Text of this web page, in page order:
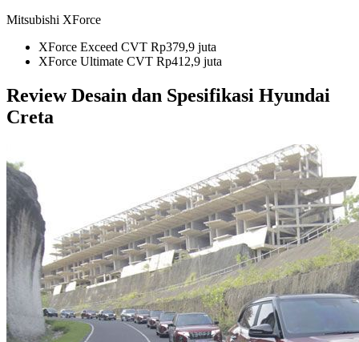
Mitsubishi XForce
XForce Exceed CVT Rp379,9 juta
XForce Ultimate CVT Rp412,9 juta
Review Desain dan Spesifikasi Hyundai
Creta